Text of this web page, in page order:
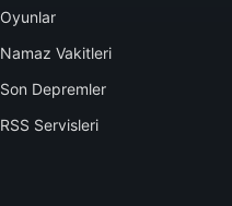
Oyunlar
Namaz Vakitleri
Son Depremler
RSS Servisleri